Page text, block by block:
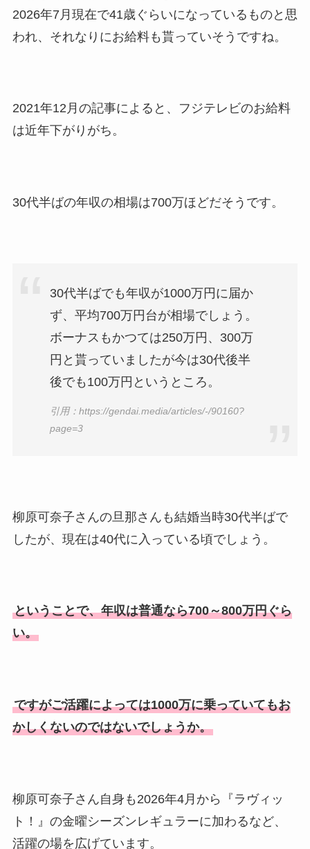
2026年7月現在で41歳ぐらいになっているものと思
われ、それなりにお給料も貰っていそうですね。
2021年12月の記事によると、フジテレビのお給料
は近年下がりがち。
30代半ばの年収の相場は700万ほどだそうです。
30代半ばでも年収が1000万円に届か
ず、平均700万円台が相場でしょう。
ボーナスもかつては250万円、300万
円と貰っていましたが今は30代後半
後でも100万円というところ。
引用：https://gendai.media/articles/-/90160?
page=3
柳原可奈子さんの旦那さんも結婚当時30代半ばで
したが、現在は40代に入っている頃でしょう。
ということで、年収は普通なら700～800万円ぐら
い。
ですがご活躍によっては1000万に乗っていてもお
かしくないのではないでしょうか。
柳原可奈子さん自身も2026年4月から『ラヴィッ
ト！』の金曜シーズンレギュラーに加わるなど、
活躍の場を広げています。